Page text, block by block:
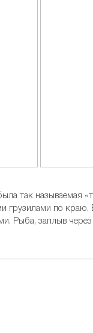
так называемая
грузилами по
Рыба, заплыв через